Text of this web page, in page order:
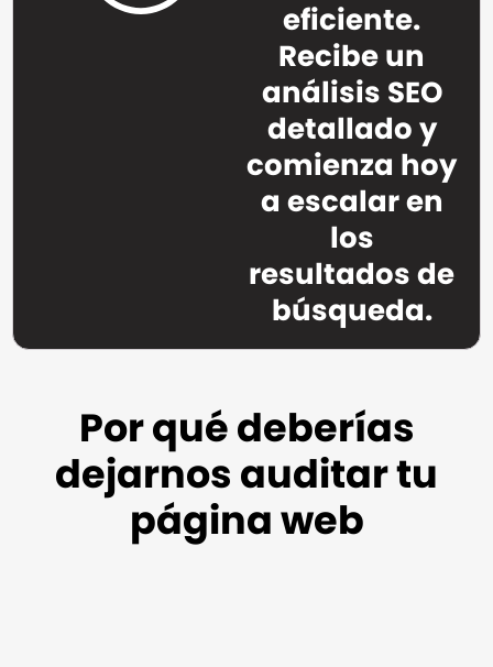
eficiente.
Recibe un
análisis SEO
detallado y
comienza hoy
a escalar en
los
resultados de
búsqueda.
Por qué deberías
dejarnos auditar tu
página web